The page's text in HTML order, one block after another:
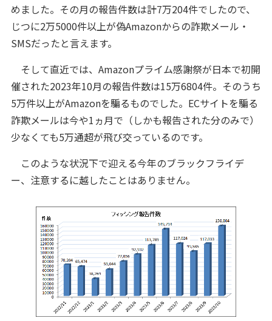
めました。その月の報告件数は計7万204件でしたので、
じつに2万5000件以上が偽Amazonからの詐欺メール・
SMSだったと言えます。
そして直近では、Amazonプライム感謝祭が日本で初開
催された2023年10月の報告件数は15万6804件。そのうち
5万件以上がAmazonを騙るものでした。ECサイトを騙る
詐欺メールは今や1ヵ月で（しかも報告された分のみで）
少なくても5万通超が飛び交っているのです。
このような状況下で迎える今年のブラックフライデ
ー、注意するに越したことはありません。